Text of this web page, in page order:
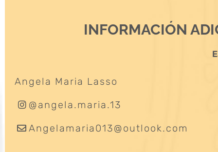
INFORMACIÓN
Angela Maria Lasso
@angela.maria.13
Angelamaria013@outlook.com